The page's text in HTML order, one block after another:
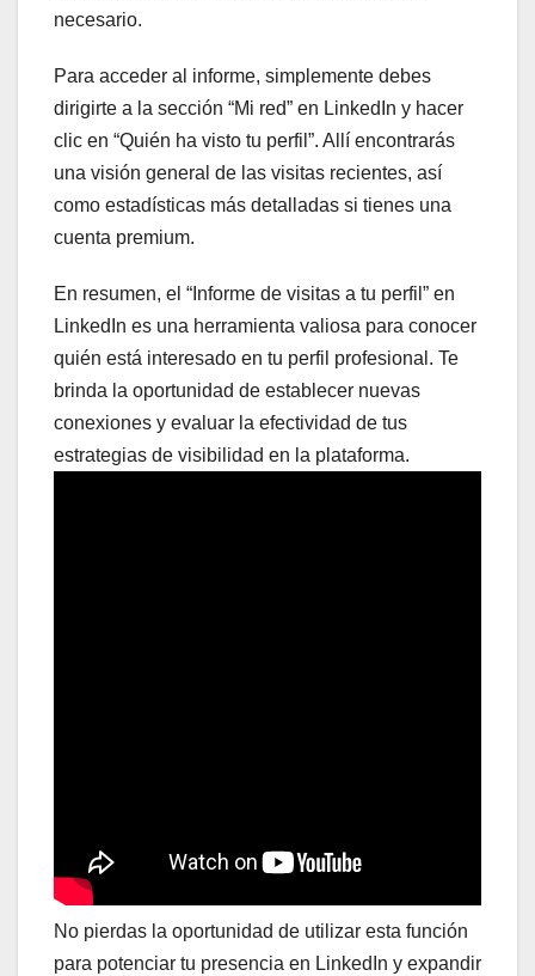
necesario.
Para acceder al informe, simplemente debes
dirigirte a la sección “Mi red” en LinkedIn y hacer
clic en “Quién ha visto tu perfil”. Allí encontrarás
una visión general de las visitas recientes, así
como estadísticas más detalladas si tienes una
cuenta premium.
En resumen, el “Informe de visitas a tu perfil” en
LinkedIn es una herramienta valiosa para conocer
quién está interesado en tu perfil profesional. Te
brinda la oportunidad de establecer nuevas
conexiones y evaluar la efectividad de tus
estrategias de visibilidad en la plataforma.
No pierdas la oportunidad de utilizar esta función
para potenciar tu presencia en LinkedIn y expandir